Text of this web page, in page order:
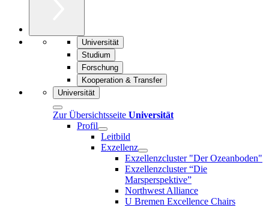
Universität
Studium
Forschung
Kooperation & Transfer
Universität
Zur Übersichtsseite Universität
Profil
Leitbild
Exzellenz
Exzellenzcluster "Der Ozeanboden"
Exzellenzcluster “Die
Marsperspektive”
Northwest Alliance
U Bremen Excellence Chairs